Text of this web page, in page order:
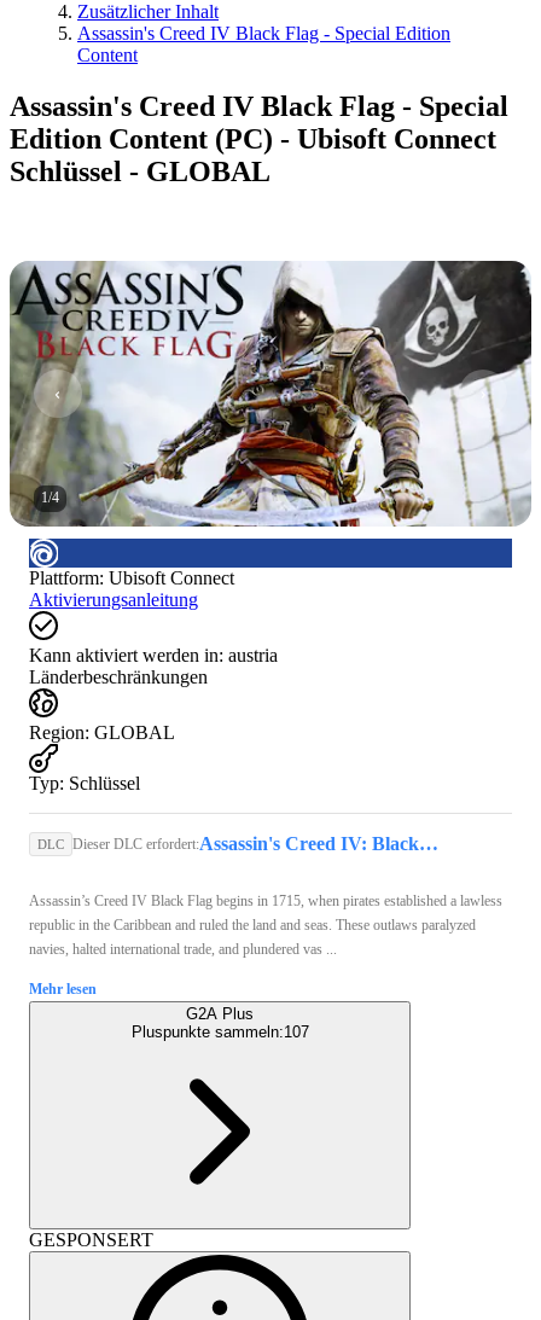
Zusätzlicher Inhalt
Assassin's Creed IV Black Flag - Special Edition
Content
Assassin's Creed IV Black Flag - Special
Edition Content (PC) - Ubisoft Connect
Schlüssel - GLOBAL
1/4
Plattform: Ubisoft Connect
Aktivierungsanleitung
Kann aktiviert werden in: austria
Länderbeschränkungen
Region: GLOBAL
Typ: Schlüssel
DLC Dieser DLC erfordert: Assassin's Creed IV: Black Flag (PC) - Ubisoft Connect Key - GLOBAL
Assassin’s Creed IV Black Flag begins in 1715, when pirates established a lawless
republic in the Caribbean and ruled the land and seas. These outlaws paralyzed
navies, halted international trade, and plundered vas ...
Mehr lesen
G2A Plus
Pluspunkte sammeln:107
GESPONSERT